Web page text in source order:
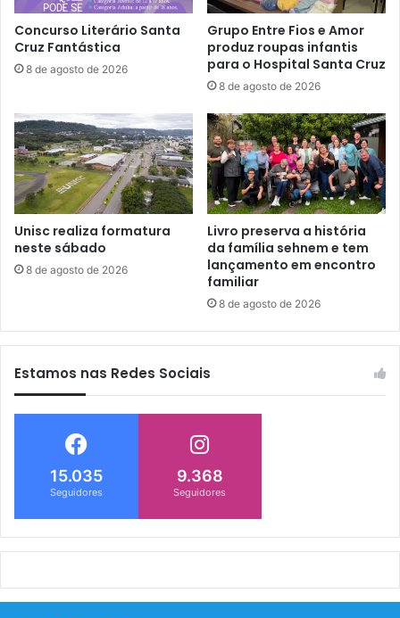
Concurso Literário Santa
Cruz Fantástica
8 de agosto de 2026
Grupo Entre Fios e Amor
produz roupas infantis
para o Hospital Santa Cruz
8 de agosto de 2026
Unisc realiza formatura
neste sábado
8 de agosto de 2026
Livro preserva a história
da família sehnem e tem
lançamento em encontro
familiar
8 de agosto de 2026
Estamos nas Redes Sociais
15.035
Seguidores
9.368
Seguidores